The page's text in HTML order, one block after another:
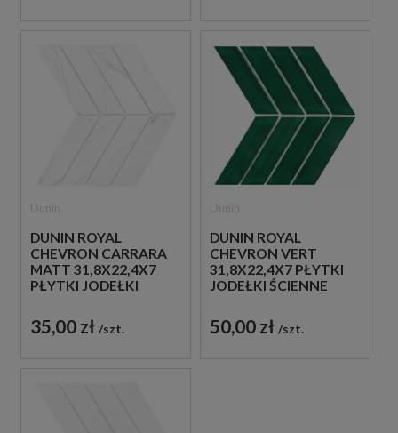
DUNIN ROYAL
CHEVRON CARRARA
MATT 31,8X22,4X7
PŁYTKI JODEŁKI
35,00 zł szt.
DUNIN ROYAL
CHEVRON VERT
31,8X22,4X7 PŁYTKI
JODEŁKI ŚCIENNE
50,00 zł szt.